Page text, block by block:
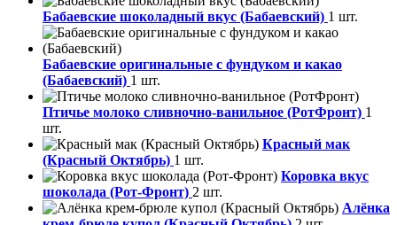
Бабаевские шоколадный вкус (Бабаевский) 1 шт.
Бабаевские оригинальные с фундуком и какао
(Бабаевский) 1 шт.
Птичье молоко сливночно-ванильное (РотФронт) 1
шт.
Красный мак
(Красный Октябрь) 1 шт.
Коровка вкус
шоколада (Рот-Фронт) 2 шт.
Алёнка